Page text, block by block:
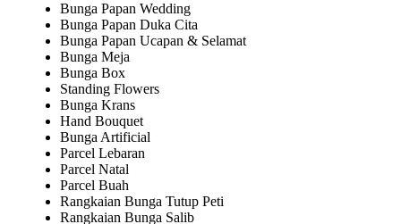
Bunga Papan Wedding
Bunga Papan Duka Cita
Bunga Papan Ucapan & Selamat
Bunga Meja
Bunga Box
Standing Flowers
Bunga Krans
Hand Bouquet
Bunga Artificial
Parcel Lebaran
Parcel Natal
Parcel Buah
Rangkaian Bunga Tutup Peti
Rangkaian Bunga Salib